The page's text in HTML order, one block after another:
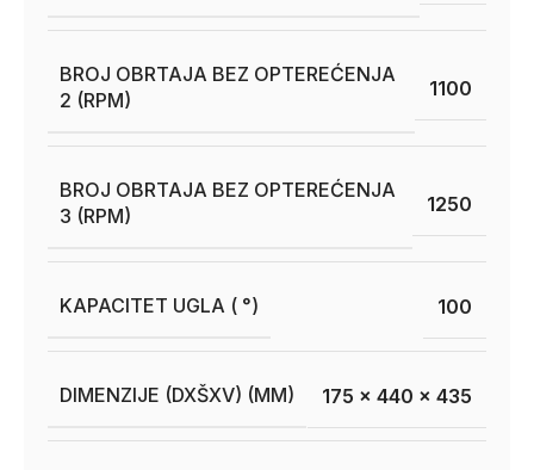
BROJ OBRTAJA BEZ OPTEREĆENJA
2 (RPM)
1100
BROJ OBRTAJA BEZ OPTEREĆENJA
3 (RPM)
1250
KAPACITET UGLA ( °) 100
DIMENZIJE (DXŠXV) (MM) 175 x 440 x 435